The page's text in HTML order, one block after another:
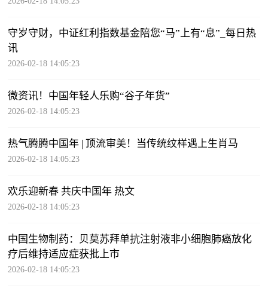
守岁守财，中证红利指数基金陪您“马”上有“息”_每日热
讯
2026-02-18 14:05:23
微资讯！中国年轻人乐购“谷子年货”
2026-02-18 14:05:23
热气腾腾中国年 | 顶流审美！当传统纹样遇上生肖马
2026-02-18 14:05:23
欢乐迎新春 共庆中国年 热文
2026-02-18 14:05:23
中国生物制药：贝莫苏拜单抗注射液非小细胞肺癌放化
疗后维持适应症获批上市
2026-02-18 14:05:23